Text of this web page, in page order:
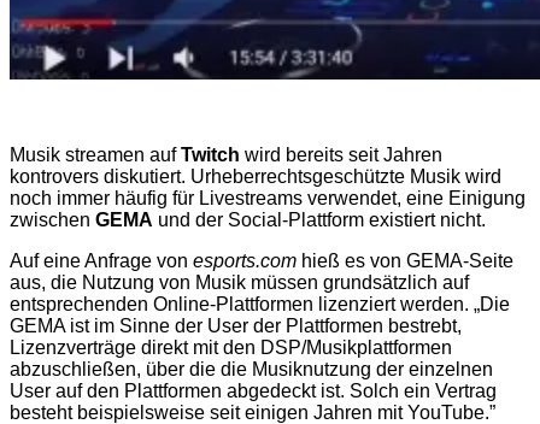
Musik streamen aufTwitch wird bereits seit Jahren
kontrovers diskutiert. Urheberrechtsgeschützte Musik wird
noch immer häufig für Livestreams verwendet, eine Einigung
zwischen GEMA und der Social-Plattform existiert nicht.
Auf eine Anfrage von esports.com hieß es von GEMA-Seite
aus, die Nutzung von Musik müssen grundsätzlich auf
entsprechenden Online-Plattformen lizenziert werden. „Die
GEMA ist im Sinne der User der Plattformen bestrebt,
Lizenzverträge direkt mit den DSP/Musikplattformen
abzuschließen, über die die Musiknutzung der einzelnen
User auf den Plattformen abgedeckt ist. Solch ein Vertrag
besteht beispielsweise seit einigen Jahren mit YouTube.”